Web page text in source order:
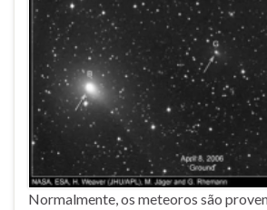
Normalmente, os meteoros são